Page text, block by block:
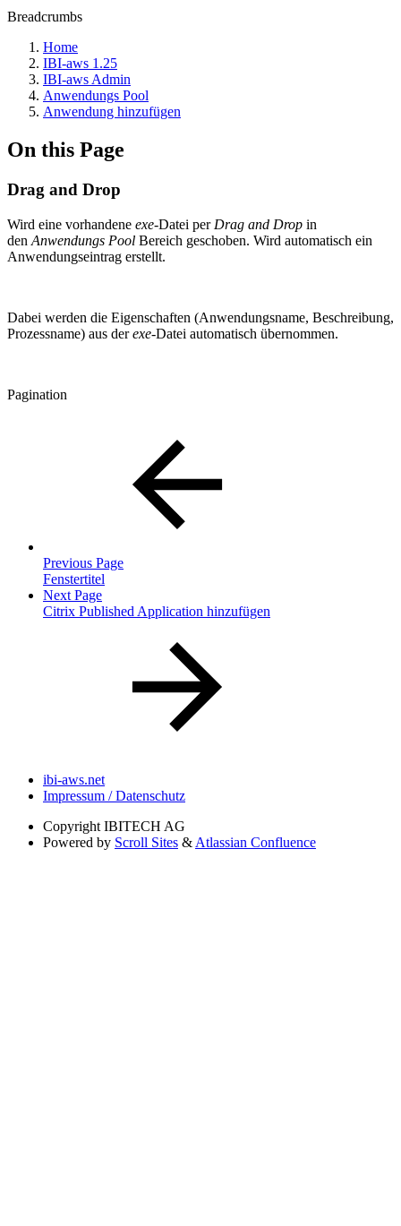
Breadcrumbs
Home
IBI-aws 1.25
IBI-aws Admin
Anwendungs Pool
Anwendung hinzufügen
On this Page
Drag and Drop
Wird eine vorhandene exe-Datei per Drag and Drop in
den Anwendungs Pool Bereich geschoben. Wird automatisch ein
Anwendungseintrag erstellt.
Dabei werden die Eigenschaften (Anwendungsname, Beschreibung,
Prozessname) aus derexe-Datei automatisch übernommen.
Pagination
Previous Page
Fenstertitel
Next Page
Citrix Published Application hinzufügen
ibi-aws.net
Impressum / Datenschutz
Copyright IBITECH AG
Powered by Scroll Sites & Atlassian Confluence